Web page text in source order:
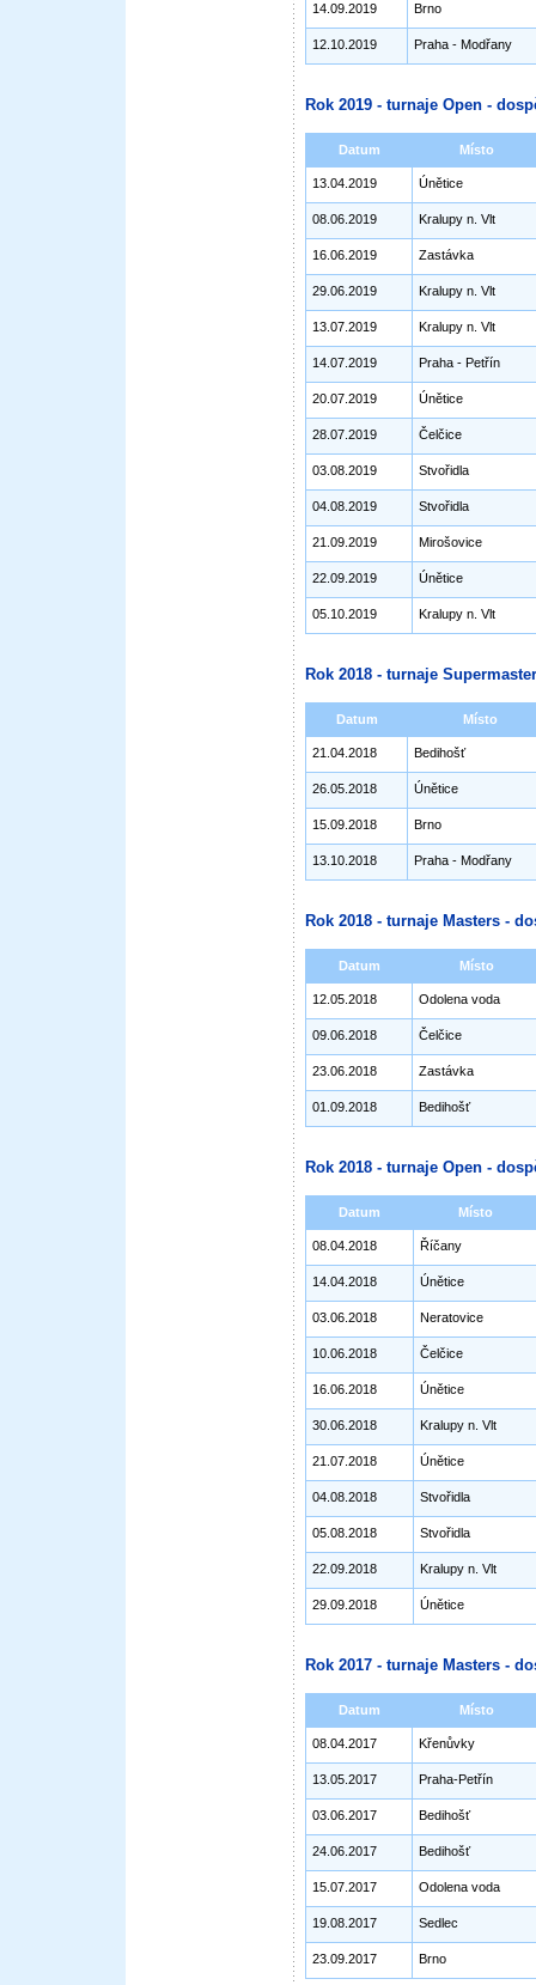
14.09.2019 Brno
12.10.2019 Praha - Modřany
Rok 2019 - turnaje Open -
Datum Místo
13.04.2019 Únětice
08.06.2019 Kralupy n. Vlt
16.06.2019 Zastávka
29.06.2019 Kralupy n. Vlt
13.07.2019 Kralupy n. Vlt
14.07.2019 Praha - Petřín
20.07.2019 Únětice
28.07.2019 Čelčice
03.08.2019 Stvořidla
04.08.2019 Stvořidla
21.09.2019 Mirošovice
22.09.2019 Únětice
05.10.2019 Kralupy n. Vlt
Rok 2018 - turnaje
Datum Místo
21.04.2018 Bedihošť
26.05.2018 Únětice
15.09.2018 Brno
13.10.2018 Praha - Modřany
Rok 2018 - turnaje Masters -
Datum Místo
12.05.2018 Odolena voda
09.06.2018 Čelčice
23.06.2018 Zastávka
01.09.2018 Bedihošť
Rok 2018 - turnaje Open -
Datum Místo
08.04.2018 Říčany
14.04.2018 Únětice
03.06.2018 Neratovice
10.06.2018 Čelčice
16.06.2018 Únětice
30.06.2018 Kralupy n. Vlt
21.07.2018 Únětice
04.08.2018 Stvořidla
05.08.2018 Stvořidla
22.09.2018 Kralupy n. Vlt
29.09.2018 Únětice
Rok 2017 - turnaje Masters -
Datum Místo
08.04.2017 Křenůvky
13.05.2017 Praha-Petřín
03.06.2017 Bedihošť
24.06.2017 Bedihošť
15.07.2017 Odolena voda
19.08.2017 Sedlec
23.09.2017 Brno